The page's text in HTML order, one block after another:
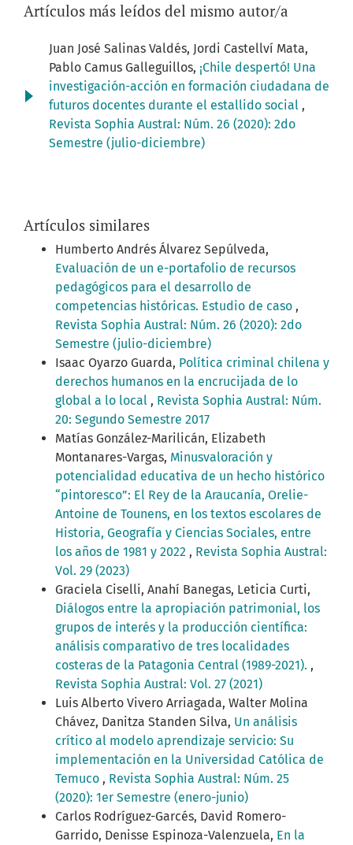
Artículos más leídos del mismo autor/a
Juan José Salinas Valdés, Jordi Castellví Mata,
Pablo Camus Galleguillos, ¡Chile despertó! Una
investigación-acción en formación ciudadana de
futuros docentes durante el estallido social ,
Revista Sophia Austral: Núm. 26 (2020): 2do
Semestre (julio-diciembre)
Artículos similares
Humberto Andrés Álvarez Sepúlveda,
Evaluación de un e-portafolio de recursos
pedagógicos para el desarrollo de
competencias históricas. Estudio de caso ,
Revista Sophia Austral: Núm. 26 (2020): 2do
Semestre (julio-diciembre)
Isaac Oyarzo Guarda, Política criminal chilena y
derechos humanos en la encrucijada de lo
global a lo local , Revista Sophia Austral: Núm.
20: Segundo Semestre 2017
Matías González-Marilicán, Elizabeth
Montanares-Vargas, Minusvaloración y
potencialidad educativa de un hecho histórico
“pintoresco”: El Rey de la Araucanía, Orelie-
Antoine de Tounens, en los textos escolares de
Historia, Geografía y Ciencias Sociales, entre
los años de 1981 y 2022 , Revista Sophia Austral:
Vol. 29 (2023)
Graciela Ciselli, Anahí Banegas, Leticia Curti,
Diálogos entre la apropiación patrimonial, los
grupos de interés y la producción científica:
análisis comparativo de tres localidades
costeras de la Patagonia Central (1989-2021). ,
Revista Sophia Austral: Vol. 27 (2021)
Luis Alberto Vivero Arriagada, Walter Molina
Chávez, Danitza Standen Silva, Un análisis
crítico al modelo aprendizaje servicio: Su
implementación en la Universidad Católica de
Temuco , Revista Sophia Austral: Núm. 25
(2020): 1er Semestre (enero-junio)
Carlos Rodríguez-Garcés, David Romero-
Garrido, Denisse Espinoza-Valenzuela, En la